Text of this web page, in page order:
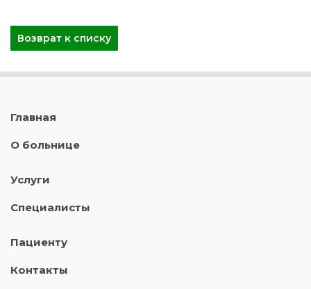
Возврат к списку
Главная
О больнице
Услуги
Специалисты
Пациенту
Контакты